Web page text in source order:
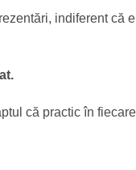
indiferent că
că practic în